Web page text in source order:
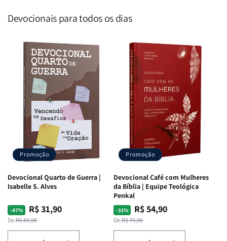
Devocionais para todos os dias
Promoção
Devocional Quarto de Guerra |
Isabelle S. Alves
-47%
Preço
normal
De:R$ 59,90
Preço
promocional
R$ 31,90
Promoção
Devocional Café com Mulheres
da Bíblia | Equipe Teológica
Penkal
-31%
Preço
normal
De:R$ 79,90
Preço
promocional
R$ 54,90